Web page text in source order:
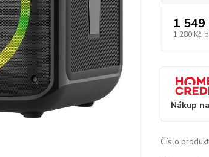
1 549
1 280 Kč
Nákup
Číslo